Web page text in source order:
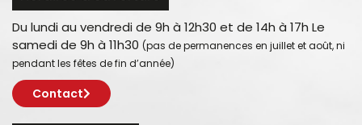
Du lundi au vendredi de 9h à 12h30 et de 14h à 17h Le
samedi de 9h à 11h30 (pas de permanences en juillet et août, ni
pendant les fêtes de fin d’année)
Contact